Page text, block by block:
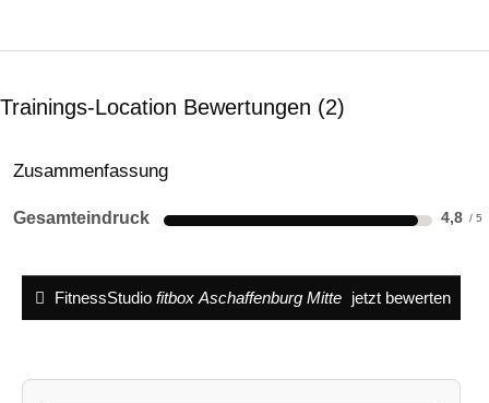
Trainings-Location Bewertungen 2
Zusammenfassung
Gesamteindruck 4,8
FitnessStudio fitbox Aschaffenburg Mitte jetzt bewerten